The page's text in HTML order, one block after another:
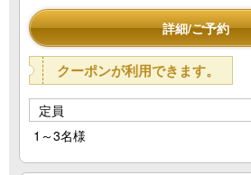
詳細/ご予約
クーポンが利用できます。
定員
1～3名様